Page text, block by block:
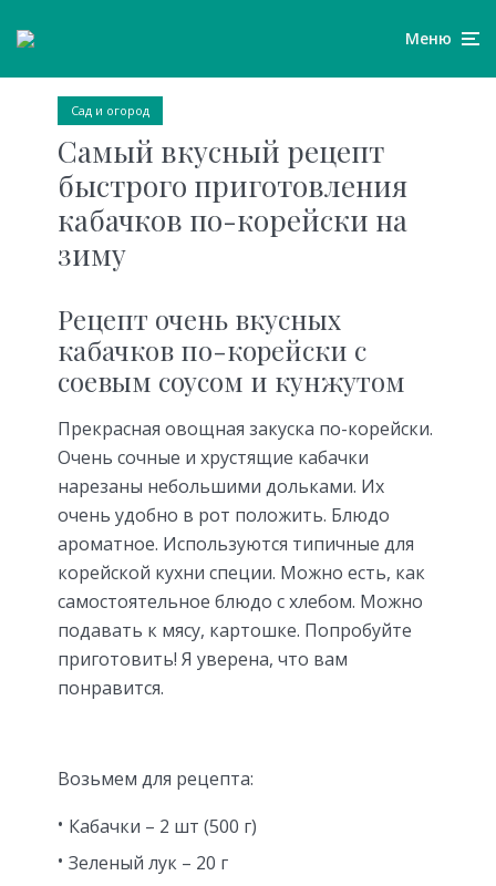
Меню
Сад и огород
Самый вкусный рецепт
быстрого приготовления
кабачков по-корейски на
зиму
Рецепт очень вкусных
кабачков по-корейски с
соевым соусом и кунжутом
Прекрасная овощная закуска по-корейски.
Очень сочные и хрустящие кабачки
нарезаны небольшими дольками. Их
очень удобно в рот положить. Блюдо
ароматное. Используются типичные для
корейской кухни специи. Можно есть, как
самостоятельное блюдо с хлебом. Можно
подавать к мясу, картошке. Попробуйте
приготовить! Я уверена, что вам
понравится.
Возьмем для рецепта:
Кабачки – 2 шт (500 г)
Зеленый лук – 20 г